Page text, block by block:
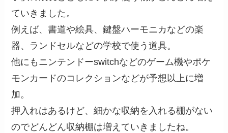
ていきました。
例えば、書道や絵具、鍵盤ハーモニカなどの楽
器、ランドセルなどの学校で使う道具。
他にもニンテンドーswitchなどのゲーム機やポケ
モンカードのコレクションなどが予想以上に増
加。
押入れはあるけど、細かな収納を入れる棚がない
のでどんどん収納棚は増えていきましたね。